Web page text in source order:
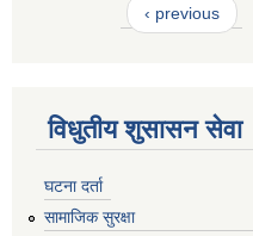
‹ previous
विधुतीय शुसासन सेवा
घटना दर्ता
सामाजिक सुरक्षा